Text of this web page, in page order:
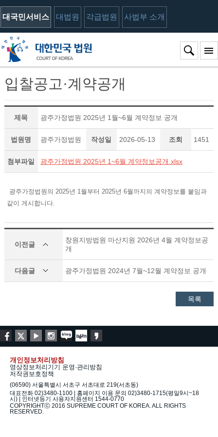
대국민서비스 대법원 각급법원 사법부 소개
입찰공고·계약공개
제목 광주가정법원 2025년 1월~6월 계약정보 공개
법원명 광주가정법원 작성일 2026-05-13 조회 1451
첨부파일 광주가정법원 2025년 1~6월 계약정보공개.xlsx
광주가정법원의 2025년 1월부터 2025년 6월까지의 계약정보를 붙임과
같이 게시합니다.
이전글
창원지방법원 마산지원 2026년 4월 계약정보공
개
다음글 광주가정법원 2024년 7월~12월 계약정보 공개
목록
개인정보처리방침
영상정보처리기기 운영·관리방침
저작권보호정책
(06590) 서울특별시 서초구 서초대로 219(서초동)
대표전화 02)3480-1100 | 홈페이지 이용 문의 02)3480-1715(평일9시~18
시) | 인터넷등기 사용자지원센터 1544-0770
COPYRIGHTⓒ 2016 SUPREME COURT OF KOREA. ALL RIGHTS
RESERVED.